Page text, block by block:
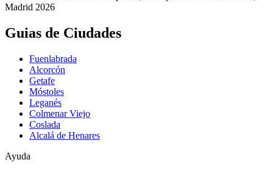
Madrid 2026
Guias de Ciudades
Fuenlabrada
Alcorcón
Getafe
Móstoles
Leganés
Colmenar Viejo
Coslada
Alcalá de Henares
Ayuda